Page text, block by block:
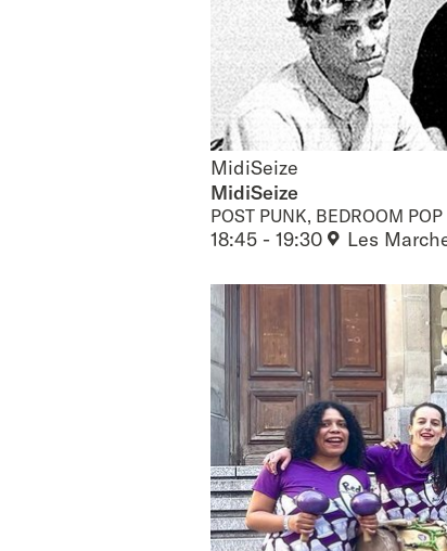
MidiSeize
MidiSeize
MidiSeize
POST PUNK, BEDROOM POP
18:45 - 19:30 Les